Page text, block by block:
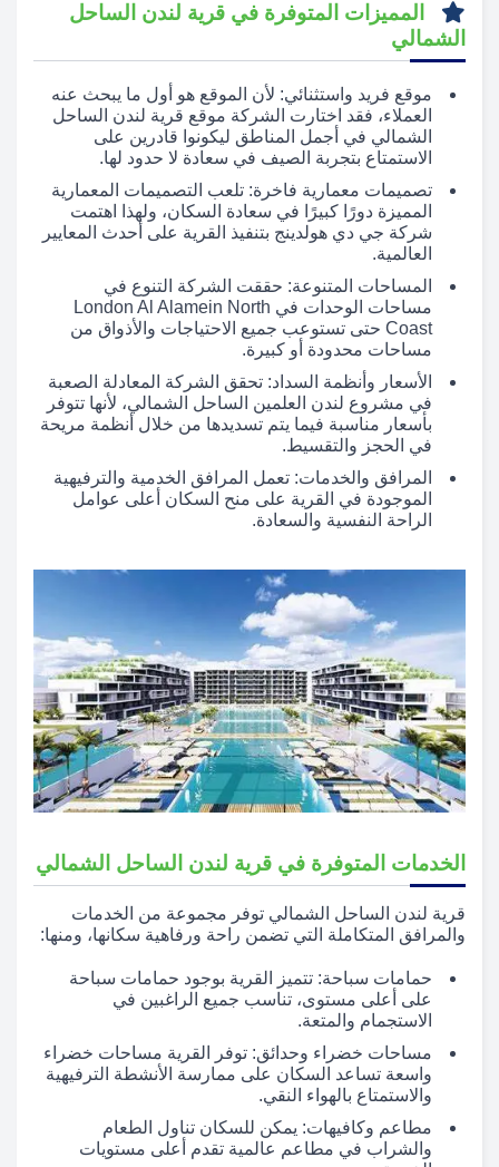
المميزات المتوفرة في قرية لندن الساحل
الشمالي
موقع فريد واستثنائي: لأن الموقع هو أول ما يبحث عنه
العملاء، فقد اختارت الشركة موقع قرية لندن الساحل
الشمالي في أجمل المناطق ليكونوا قادرين على
الاستمتاع بتجربة الصيف في سعادة لا حدود لها.
تصميمات معمارية فاخرة: تلعب التصميمات المعمارية
المميزة دورًا كبيرًا في سعادة السكان، ولهذا اهتمت
شركة جي دي هولدينج بتنفيذ القرية على أحدث المعايير
العالمية.
المساحات المتنوعة: حققت الشركة التنوع في
مساحات الوحدات في London Al Alamein North
Coast حتى تستوعب جميع الاحتياجات والأذواق من
مساحات محدودة أو كبيرة.
الأسعار وأنظمة السداد: تحقق الشركة المعادلة الصعبة
في مشروع لندن العلمين الساحل الشمالي، لأنها تتوفر
بأسعار مناسبة فيما يتم تسديدها من خلال أنظمة مريحة
في الحجز والتقسيط.
المرافق والخدمات: تعمل المرافق الخدمية والترفيهية
الموجودة في القرية على منح السكان أعلى عوامل
الراحة النفسية والسعادة.
الخدمات المتوفرة في قرية لندن الساحل الشمالي
قرية لندن الساحل الشمالي توفر مجموعة من الخدمات
والمرافق المتكاملة التي تضمن راحة ورفاهية سكانها، ومنها:
حمامات سباحة: تتميز القرية بوجود حمامات سباحة
على أعلى مستوى، تناسب جميع الراغبين في
الاستجمام والمتعة.
مساحات خضراء وحدائق: توفر القرية مساحات خضراء
واسعة تساعد السكان على ممارسة الأنشطة الترفيهية
والاستمتاع بالهواء النقي.
مطاعم وكافيهات: يمكن للسكان تناول الطعام
والشراب في مطاعم عالمية تقدم أعلى مستويات